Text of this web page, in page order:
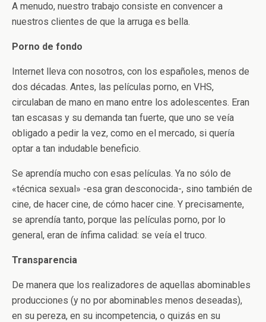
A menudo, nuestro trabajo consiste en convencer a
nuestros clientes de que la arruga es bella.
Porno de fondo
Internet lleva con nosotros, con los españoles, menos de
dos décadas. Antes, las películas porno, en VHS,
circulaban de mano en mano entre los adolescentes. Eran
tan escasas y su demanda tan fuerte, que uno se veía
obligado a pedir la vez, como en el mercado, si quería
optar a tan indudable beneficio.
Se aprendía mucho con esas películas. Ya no sólo de
«técnica sexual» -esa gran desconocida-, sino también de
cine, de hacer cine, de cómo hacer cine. Y precisamente,
se aprendía tanto, porque las películas porno, por lo
general, eran de ínfima calidad: se veía el truco.
Transparencia
De manera que los realizadores de aquellas abominables
producciones (y no por abominables menos deseadas),
en su pereza, en su incompetencia, o quizás en su